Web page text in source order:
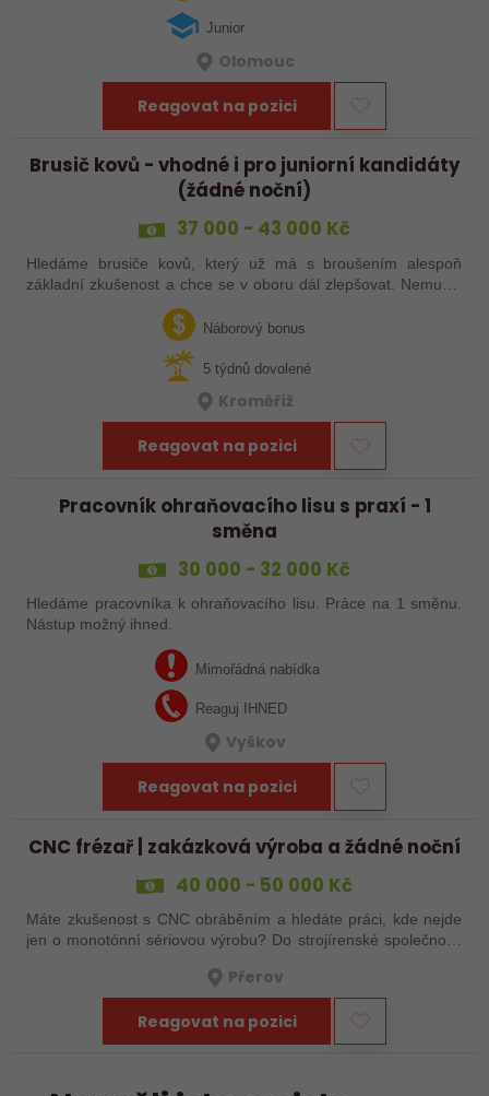
Junior
Olomouc
Reagovat na pozici
Brusič kovů - vhodné i pro juniorní kandidáty
(žádné noční)
37 000 - 43 000 Kč
Hledáme brusiče kovů, který už má s broušením alespoň
základní zkušenost a chce se v oboru dál zlepšovat. Nemusíš
být samostatný specialista s dlouholetou praxí. Důležité je,
abys už někdy pracoval…Náborový bonus
5 týdnů dovolené
Kroměříž
Reagovat na pozici
Pracovník ohraňovacího lisu s praxí - 1
směna
30 000 - 32 000 Kč
Hledáme pracovníka k ohraňovacího lisu. Práce na 1 směnu.
Nástup možný ihned.
Mimořádná nabídka
Reaguj IHNED
Vyškov
Reagovat na pozici
CNC frézař | zakázková výroba a žádné noční
40 000 - 50 000 Kč
Máte zkušenost s CNC obráběním a hledáte práci, kde nejde
jen o monotónní sériovou výrobu? Do strojírenské společnosti
Přerov
Reagovat na pozici